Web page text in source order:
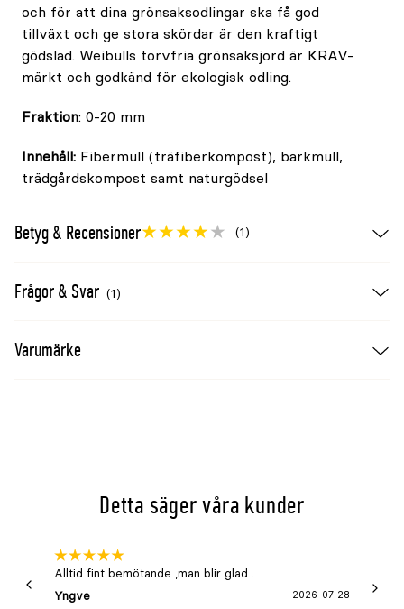
och för att dina grönsaksodlingar ska få god
tillväxt och ge stora skördar är den kraftigt
gödslad. Weibulls torvfria grönsaksjord är KRAV-
märkt och godkänd för ekologisk odling.
Fraktion: 0-20 mm
Innehåll: Fibermull (träfiberkompost), barkmull,
trädgårdskompost samt naturgödsel
Betyg & Recensioner (1)
Frågor & Svar (1)
Varumärke
Detta säger våra kunder
Alltid fint bemötande ,man blir glad .
Yngve
2026-07-28